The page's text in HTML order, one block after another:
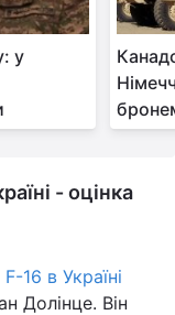
у
- оцінка
16 в Україні
Долінце. Він